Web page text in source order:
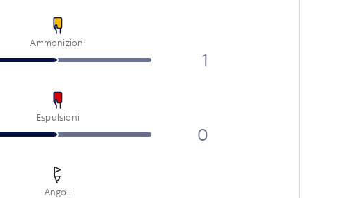
Ammonizioni
1
Espulsioni
0
Angoli